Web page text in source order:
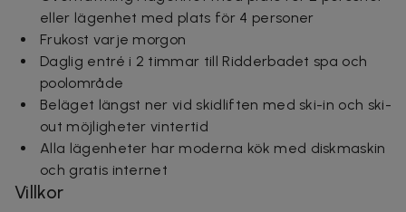
eller lägenhet med plats för 4 personer
Frukost varje morgon
Daglig entré i 2 timmar till Ridderbadet spa och
poolområde
Beläget längst ner vid skidliften med ski-in och ski-
out möjligheter vintertid
Alla lägenheter har moderna kök med diskmaskin
och gratis internet
Villkor